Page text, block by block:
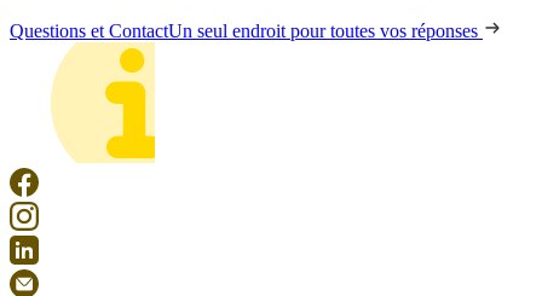
Questions et ContactUn seul endroit pour toutes vos réponses